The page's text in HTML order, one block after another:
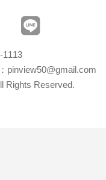
1113
pinview50@gmail.com
Rights Reserved.